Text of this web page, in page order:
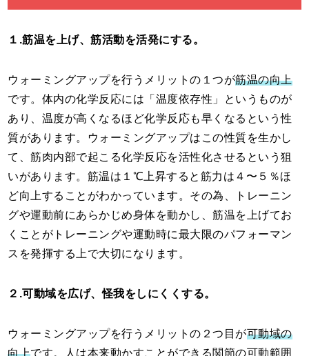
１.筋温を上げ、筋活動を活発にする。
ウォーミングアップを行うメリットの１つが筋温の向上
です。体内の化学反応には「温度依存性」というものが
あり、温度が高くなるほど化学反応も早くなるという性
質があります。ウォーミングアップはこの性質を生かし
て、筋肉内部で起こる化学反応を活性化させるという狙
いがあります。筋温は１℃上昇すると筋力は４〜５％ほ
ど向上することがわかっています。その為、トレーニン
グや運動前にあらかじめ身体を動かし、筋温を上げてお
くことがトレーニングや運動時に最大限のパフォーマン
スを発揮する上で大切になります。
２.可動域を広げ、怪我をしにくくする。
ウォーミングアップを行うメリットの２つ目が可動域の
向上です。人は本来動かすことができる関節の可動範囲